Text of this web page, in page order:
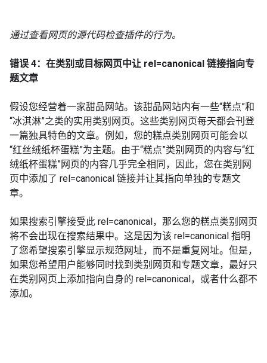
通过查看网页的源代码检查插件的行为。
错误 4：在类别或目标网页中让 rel=canonical 链接指向专
题文章
假设您经营着一家甜品网站。该甜品网站内有一些“糕点”和
“冰淇淋”之类的实用类别网页。这些类别网页每天都会刊登
一篇独具特色的文章。例如，您的糕点类别网页可能会以
“红丝绒纸杯蛋糕”为主题。由于“糕点”类别网页的内容与“红
绒纸杯蛋糕”网页的内容几乎完全相同，因此，您在类别网
页中添加了 rel=canonical 链接并让其指向单独的专题文
章。
如果搜索引擎接受此 rel=canonical，那么您的糕点类别网页
将不会出现在搜索结果中。这是因为该 rel=canonical 指明
了您希望搜索引擎显示规范网址，而不是重复网址。但是，
如果您希望用户能够同时找到类别网页和专题文章，最好只
在类别网页上添加指向自身的 rel=canonical，或者什么都不
添加。